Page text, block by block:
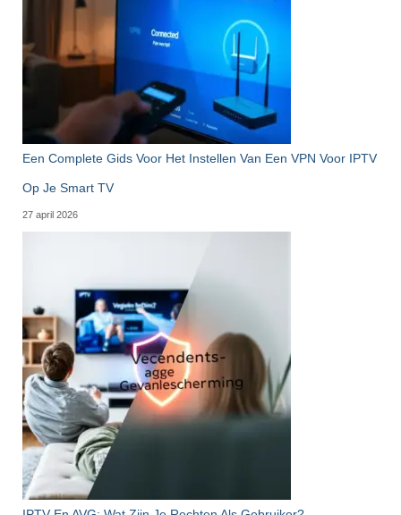
Een Complete Gids Voor Het Instellen Van Een VPN Voor IPTV
Op Je Smart TV
27 april 2026